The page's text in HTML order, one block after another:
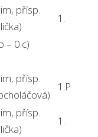
přísp.
1.
– 0.c)
přísp.
1.P
přísp.
1.